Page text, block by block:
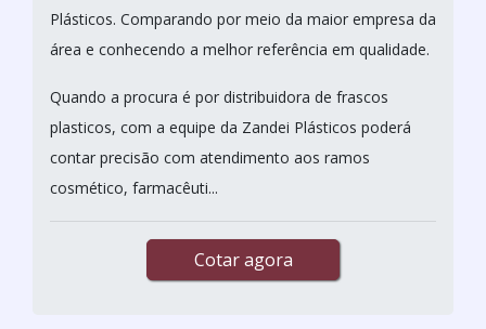
Plásticos. Comparando por meio da maior empresa da
área e conhecendo a melhor referência em qualidade.
Quando a procura é por distribuidora de frascos
plasticos, com a equipe da Zandei Plásticos poderá
contar precisão com atendimento aos ramos
cosmético, farmacêuti...
Cotar agora